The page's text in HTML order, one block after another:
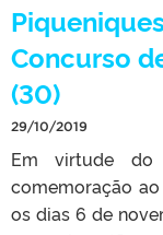
Concurso
(30)
29/10/2019
Em virtude do
comemoração
os dias 6 de